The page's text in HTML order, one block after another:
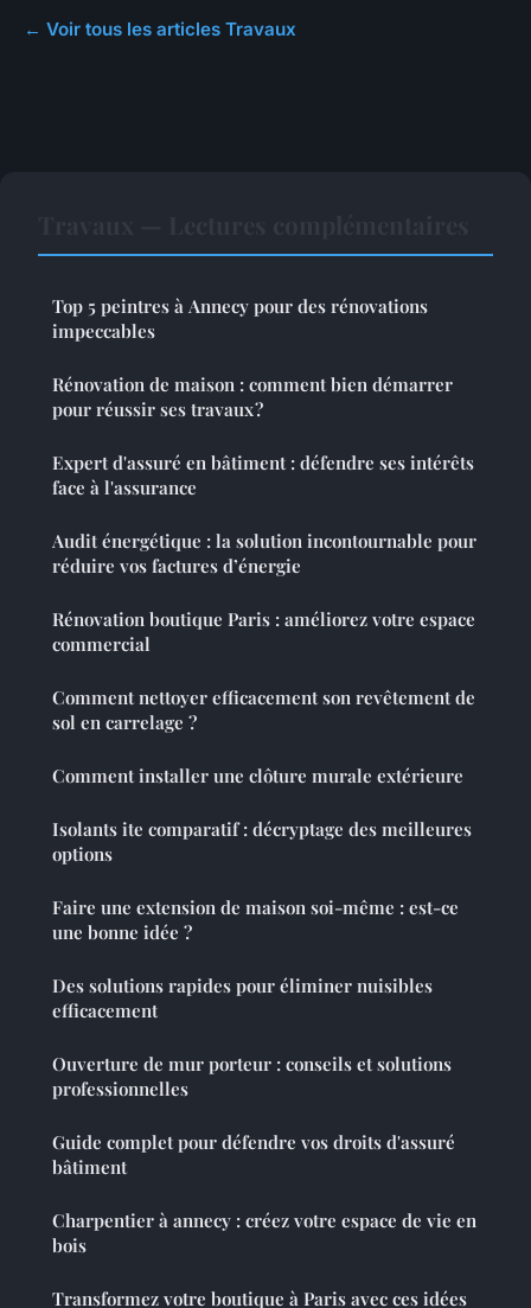
← Voir tous les articles Travaux
Top 5 peintres à Annecy pour des rénovations
impeccables
Rénovation de maison : comment bien démarrer
pour réussir ses travaux ?
Expert d'assuré en bâtiment : défendre ses intérêts
face à l'assurance
Audit énergétique : la solution incontournable pour
réduire vos factures d’énergie
Rénovation boutique Paris : améliorez votre espace
commercial
Comment nettoyer efficacement son revêtement de
sol en carrelage ?
Comment installer une clôture murale extérieure
Isolants ite comparatif : décryptage des meilleures
options
Faire une extension de maison soi-même : est-ce
une bonne idée ?
Des solutions rapides pour éliminer nuisibles
efficacement
Ouverture de mur porteur : conseils et solutions
professionnelles
Guide complet pour défendre vos droits d'assuré
bâtiment
Charpentier à annecy : créez votre espace de vie en
bois
Transformez votre boutique à Paris avec ces idées